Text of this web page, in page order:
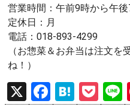
営業時間：午前9時から午
定休日：月
電話：018-893-4299
（お惣菜＆お弁当は注文を
ね！）
X
F
H
P